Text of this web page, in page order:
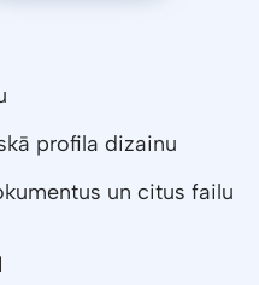
profila dizainu
un citus failu